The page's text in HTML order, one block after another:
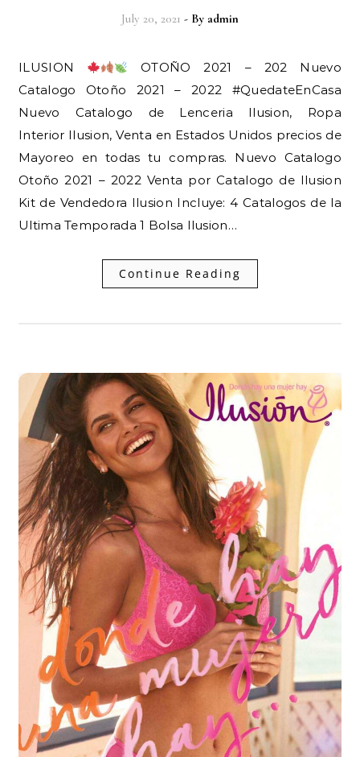
July 20, 2021 - By admin
ILUSION
OTOÑO 2021 – 202 Nuevo
Catalogo Otoño 2021 – 2022 #QuedateEnCasa
Nuevo Catalogo de Lenceria Ilusion, Ropa
Interior Ilusion, Venta en Estados Unidos precios de
Mayoreo en todas tu compras. Nuevo Catalogo
Otoño 2021 – 2022 Venta por Catalogo de Ilusion
Kit de Vendedora Ilusion Incluye: 4 Catalogos de la
Ultima Temporada 1 Bolsa Ilusion…
Continue Reading